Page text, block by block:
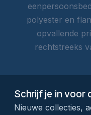
polyester en
opvallende
rechtstreeks
Schrijf je in voor
Nieuwe collecties,